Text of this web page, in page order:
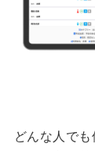
どんな人でも